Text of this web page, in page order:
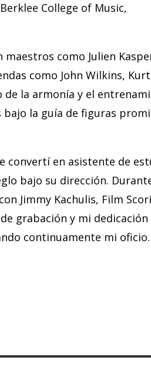
College of Music,
como Julien
como John Wilkins, Kurt
de la armonía y el
la guía de figuras
convertí en asistente de
bajo su dirección.
Jimmy Kachulis, Film
grabación y mi
continuamente mi oficio.